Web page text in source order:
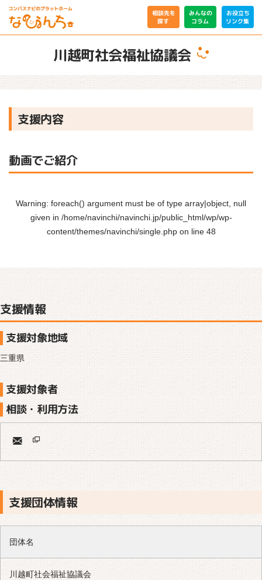
相談先を
探す
みんなの
コラム
お役立ち
リンク集
川越町社会福祉協議会
支援内容
動画でご紹介
Warning: foreach() argument must be of type array|object, null
given in /home/navinchi/navinchi.jp/public_html/wp/wp-
content/themes/navinchi/single.phpon line 48
支援情報
支援対象地域
三重県
支援対象者
相談・利用方法
支援団体情報
団体名
川越町社会福祉協議会